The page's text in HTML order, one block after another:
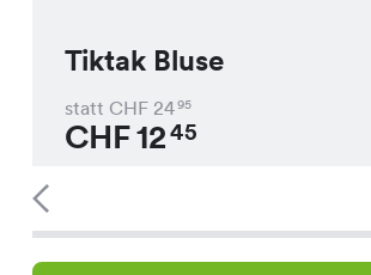
Tiktak Bluse
statt CHF 2495
CHF1245